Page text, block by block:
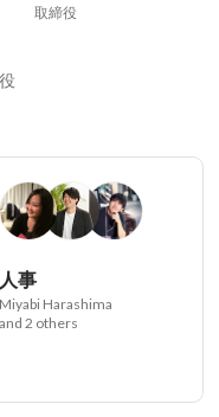
取締役
人事
Miyabi Harashima
and 2 others